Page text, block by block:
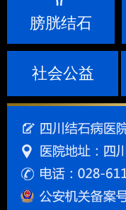
膀胱结石
社会公益